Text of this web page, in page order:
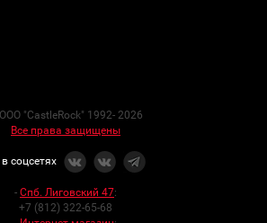
"CastleRock" 1992- 2026
Все права защищены
соцсетях
- Спб. Лиговский 47:
+7 (812) 322-65-68